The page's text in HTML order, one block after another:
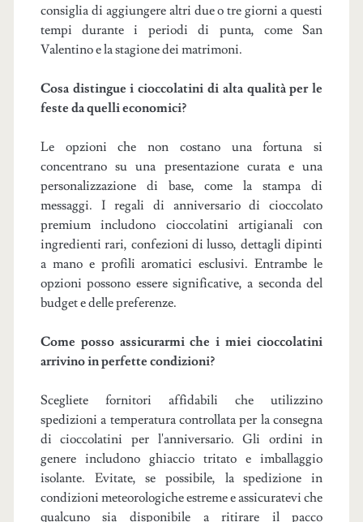
consiglia di aggiungere altri due o tre giorni a questi
tempi durante i periodi di punta, come San
Valentino e la stagione dei matrimoni.
Cosa distingue i cioccolatini di alta qualità per le
feste da quelli economici?
Le opzioni che non costano una fortuna si
concentrano su una presentazione curata e una
personalizzazione di base, come la stampa di
messaggi. I regali di anniversario di cioccolato
premium includono cioccolatini artigianali con
ingredienti rari, confezioni di lusso, dettagli dipinti
a mano e profili aromatici esclusivi. Entrambe le
opzioni possono essere significative, a seconda del
budget e delle preferenze.
Come posso assicurarmi che i miei cioccolatini
arrivino in perfette condizioni?
Scegliete fornitori affidabili che utilizzino
spedizioni a temperatura controllata per la consegna
di cioccolatini per l'anniversario. Gli ordini in
genere includono ghiaccio tritato e imballaggio
isolante. Evitate, se possibile, la spedizione in
condizioni meteorologiche estreme e assicuratevi che
qualcuno sia disponibile a ritirare il pacco